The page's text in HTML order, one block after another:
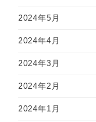
2024年5月
2024年4月
2024年3月
2024年2月
2024年1月